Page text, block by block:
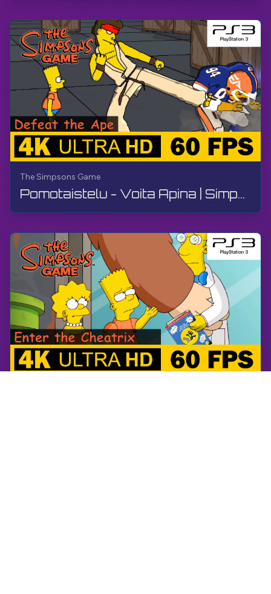
The Simpsons Game
Pomotaistelu - Voita Apina | Simpsonit-peli | Peliohje, Ei Kommenttia, PS3